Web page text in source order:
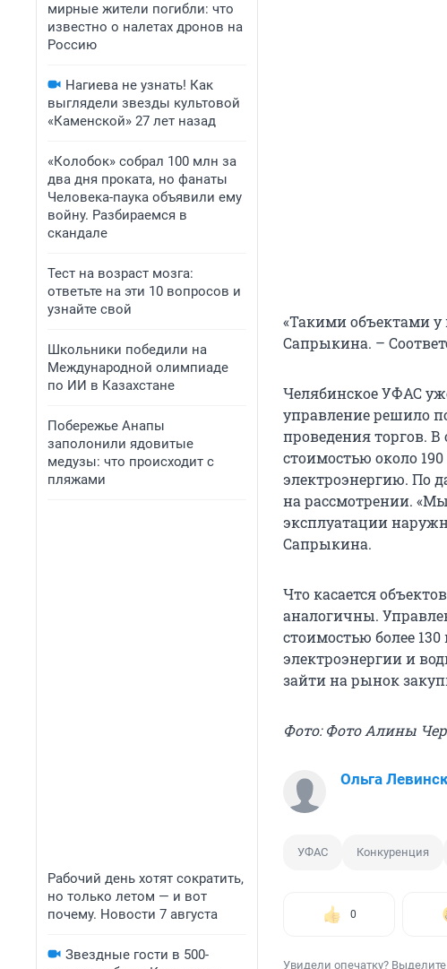
мирные жители погибли: что
известно о налетах дронов на
Россию
Нагиева не узнать! Как
выглядели звезды культовой
«Каменской» 27 лет назад
«Колобок» собрал 100 млн за
два дня проката, но фанаты
Человека-паука объявили ему
войну. Разбираемся в
скандале
Тест на возраст мозга:
ответьте на эти 10 вопросов и
узнайте свой
Школьники победили на
Международной олимпиаде
по ИИ в Казахстане
Побережье Анапы
заполонили ядовитые
медузы: что происходит с
пляжами
Рабочий день хотят сократить,
но только летом — и вот
почему. Новости 7 августа
Звездные гости в 500-
«Такими объектами у
Сапрыкина. –
Челябинское УФАС
управление решило
проведения торгов.
стоимостью около
электроэнергию. По
на рассмотрении.
эксплуатации
Сапрыкина.
Что касается
аналогичны.
стоимостью более
электроэнергии и
зайти на рынок
Фото: Фото Алины
Ольга
УФАС Конкуренция
0
Увидели опечатку?